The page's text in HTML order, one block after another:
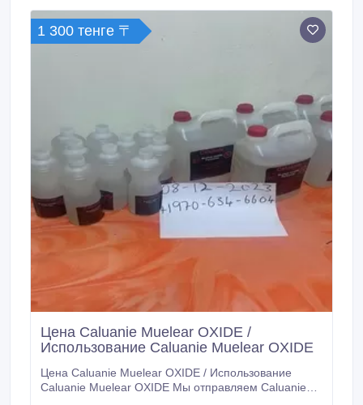
1 300 тенге 〒
Цена Caluanie Muelear OXIDE /
Использование Caluanie Muelear OXIDE
Цена Caluanie Muelear OXIDE / Использование
Caluanie Muelear OXIDE Мы отправляем Caluanie